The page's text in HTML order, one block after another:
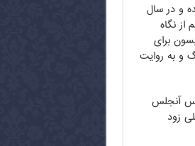
و در سال
فیلم از نگاه
برای
و به روایت
آنجلس
زود